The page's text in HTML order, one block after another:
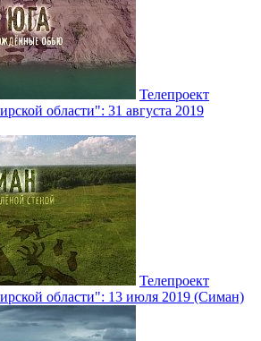
Телепроект
области": 31 августа 2019
Телепроект
области": 13 июля 2019 (Симан)